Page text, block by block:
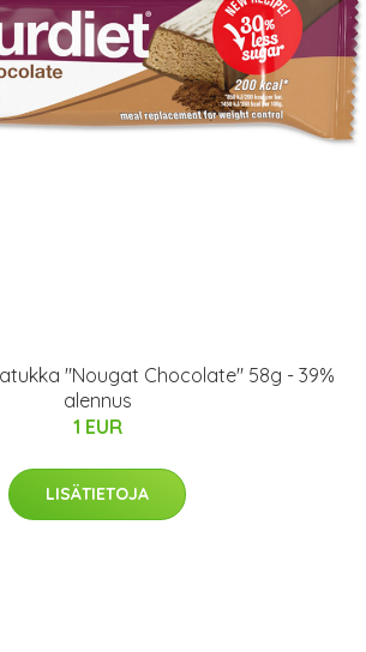
"Nougat Chocolate" 58g - 39%
alennus
1 EUR
LISÄTIETOJA